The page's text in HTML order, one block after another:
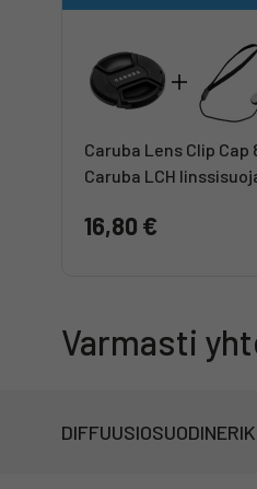
Caruba Lens Clip
Caruba LCH
16,80 €
Varmasti
DIFFUUSIOSUODIN